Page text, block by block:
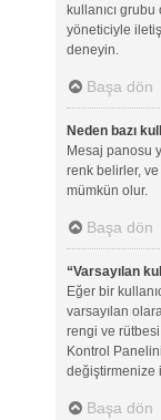
kullanıcı
yöneticiyle
deneyin.
Başa dön
Neden bazı
Mesaj panosu
renk belirler,
mümkün olur.
Başa dön
“Varsayılan
Eğer bir
varsayılan
rengi ve
Kontrol
değiştirmenize
Başa dön